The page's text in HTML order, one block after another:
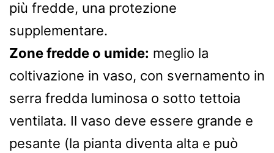
più fredde, una protezione
supplementare.
Zone fredde o umide: meglio la
coltivazione in vaso, con svernamento in
serra fredda luminosa o sotto tettoia
ventilata. Il vaso deve essere grande e
pesante (la pianta diventa alta e può